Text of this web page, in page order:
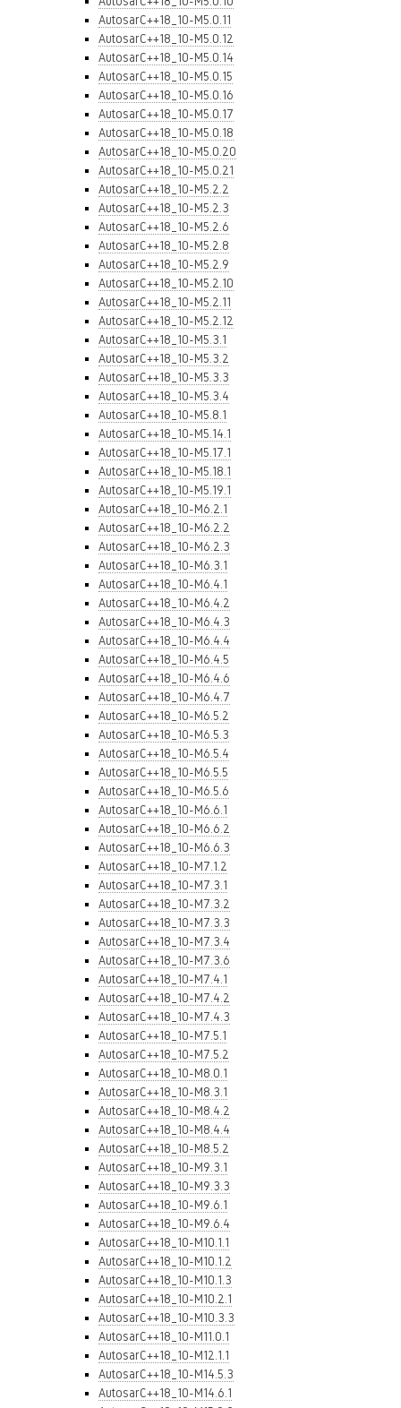
AutosarC++18_10-M5.0.11
AutosarC++18_10-M5.0.12
AutosarC++18_10-M5.0.14
AutosarC++18_10-M5.0.15
AutosarC++18_10-M5.0.16
AutosarC++18_10-M5.0.17
AutosarC++18_10-M5.0.18
AutosarC++18_10-M5.0.20
AutosarC++18_10-M5.0.21
AutosarC++18_10-M5.2.2
AutosarC++18_10-M5.2.3
AutosarC++18_10-M5.2.6
AutosarC++18_10-M5.2.8
AutosarC++18_10-M5.2.9
AutosarC++18_10-M5.2.10
AutosarC++18_10-M5.2.11
AutosarC++18_10-M5.2.12
AutosarC++18_10-M5.3.1
AutosarC++18_10-M5.3.2
AutosarC++18_10-M5.3.3
AutosarC++18_10-M5.3.4
AutosarC++18_10-M5.8.1
AutosarC++18_10-M5.14.1
AutosarC++18_10-M5.17.1
AutosarC++18_10-M5.18.1
AutosarC++18_10-M5.19.1
AutosarC++18_10-M6.2.1
AutosarC++18_10-M6.2.2
AutosarC++18_10-M6.2.3
AutosarC++18_10-M6.3.1
AutosarC++18_10-M6.4.1
AutosarC++18_10-M6.4.2
AutosarC++18_10-M6.4.3
AutosarC++18_10-M6.4.4
AutosarC++18_10-M6.4.5
AutosarC++18_10-M6.4.6
AutosarC++18_10-M6.4.7
AutosarC++18_10-M6.5.2
AutosarC++18_10-M6.5.3
AutosarC++18_10-M6.5.4
AutosarC++18_10-M6.5.5
AutosarC++18_10-M6.5.6
AutosarC++18_10-M6.6.1
AutosarC++18_10-M6.6.2
AutosarC++18_10-M6.6.3
AutosarC++18_10-M7.1.2
AutosarC++18_10-M7.3.1
AutosarC++18_10-M7.3.2
AutosarC++18_10-M7.3.3
AutosarC++18_10-M7.3.4
AutosarC++18_10-M7.3.6
AutosarC++18_10-M7.4.1
AutosarC++18_10-M7.4.2
AutosarC++18_10-M7.4.3
AutosarC++18_10-M7.5.1
AutosarC++18_10-M7.5.2
AutosarC++18_10-M8.0.1
AutosarC++18_10-M8.3.1
AutosarC++18_10-M8.4.2
AutosarC++18_10-M8.4.4
AutosarC++18_10-M8.5.2
AutosarC++18_10-M9.3.1
AutosarC++18_10-M9.3.3
AutosarC++18_10-M9.6.1
AutosarC++18_10-M9.6.4
AutosarC++18_10-M10.1.1
AutosarC++18_10-M10.1.2
AutosarC++18_10-M10.1.3
AutosarC++18_10-M10.2.1
AutosarC++18_10-M10.3.3
AutosarC++18_10-M11.0.1
AutosarC++18_10-M12.1.1
AutosarC++18_10-M14.5.3
AutosarC++18_10-M14.6.1